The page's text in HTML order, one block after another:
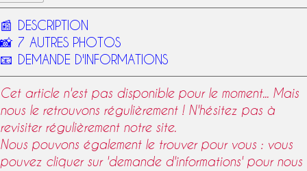
📰 DESCRIPTION
📸 7 AUTRES PHOTOS
📧 DEMANDE D'INFORMATIONS
Cet article n'est pas disponible pour le moment... Mais
nous le retrouvons régulièrement ! N'hésitez pas à
revisiter régulièrement notre site.
Nous pouvons également le trouver pour vous : vous
pouvez cliquer sur 'demande d'informations' pour nous